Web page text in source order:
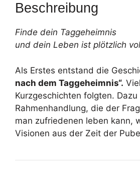
Beschreibung
Finde dein Taggeheimnis
und dein Leben ist plötzlich
Als Erstes entstand die
nach dem Taggeheimnis“.
Kurzgeschichten folgten. Dazu
Rahmenhandlung, die der
man zufriedenen leben kann,
Visionen aus der Zeit der